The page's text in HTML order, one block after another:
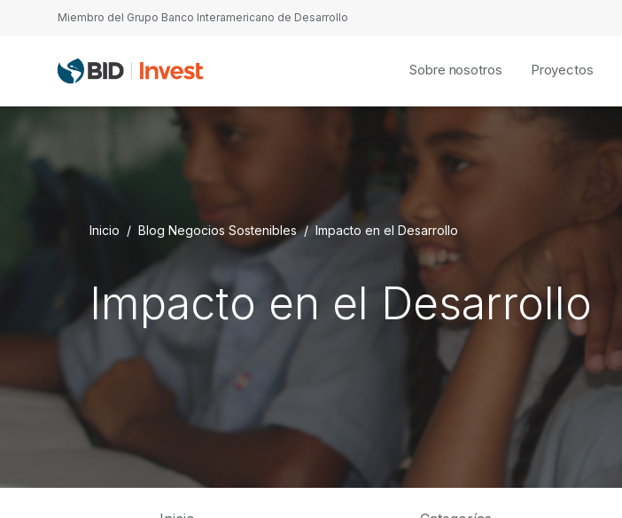
Pasar al contenido principal
Miembro del Grupo Banco Interamericano de Desarrollo
Sobre nosotros Proyectos
Inicio Blog Negocios Sostenibles Impacto en el Desarrollo
Impacto en el Desarrollo